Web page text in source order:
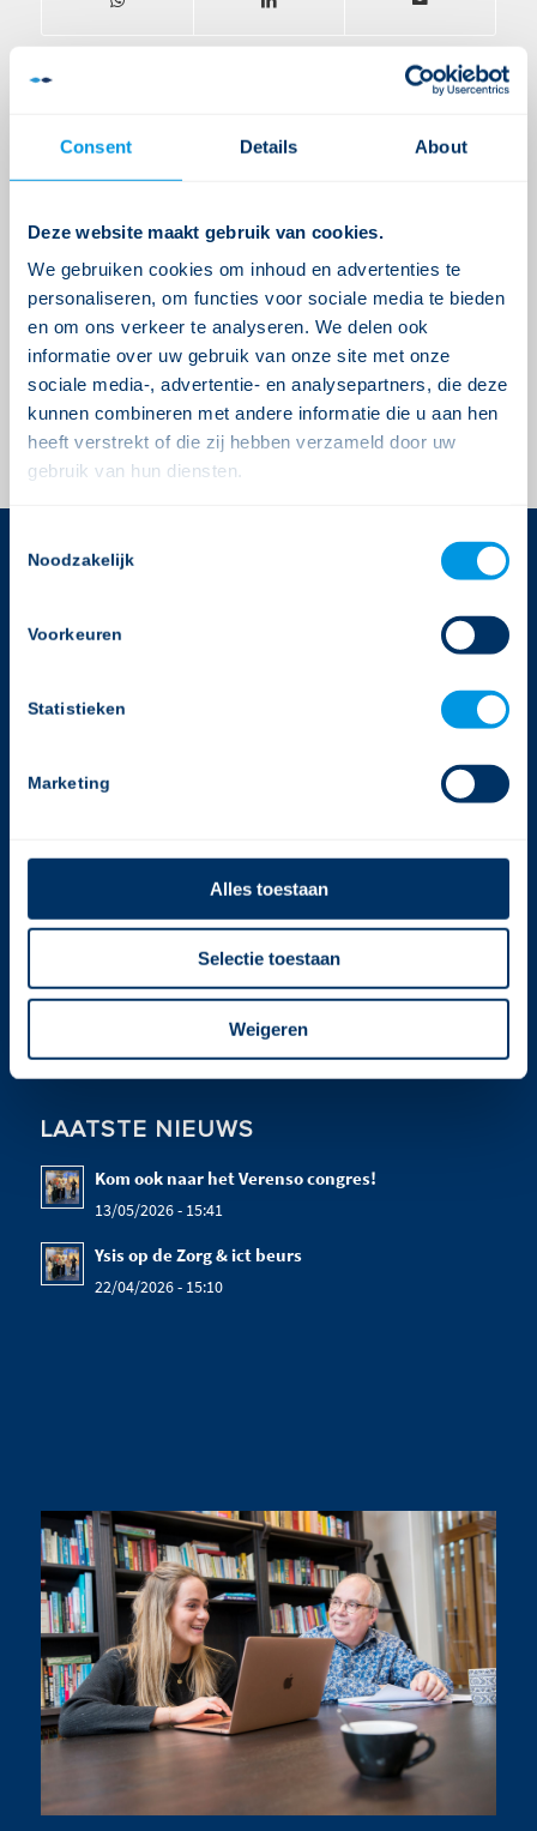
Consent Details About
Deze website maakt gebruik van cookies.
We gebruiken cookies om inhoud en advertenties te
personaliseren, om functies voor sociale media te bieden
en om ons verkeer te analyseren. We delen ook
informatie over uw gebruik van onze site met onze
sociale media-, advertentie- en analysepartners, die deze
kunnen combineren met andere informatie die u aan hen
heeft verstrekt of die zij hebben verzameld door uw
gebruik van hun diensten.
Selection
Noodzakelijk
Voorkeuren
Statistieken
Marketing
Alles toestaan
Selectie toestaan
Weigeren
0
Plaats een Reactie
Meepraten?
Draag gerust bij!
Je moetingelogd zijn opom een reactie te
plaatsen.
Gerimedica
1062 MX Amsterdam
E:info@gerimedica.nl
E:support@gerimedica.nl
bekijk onze privacy policy
LAATSTE NIEUWS
Kom ook naar het Verenso congres!
13/05/2026 - 15:41
Ysis op de Zorg & ict beurs
22/04/2026 - 15:10